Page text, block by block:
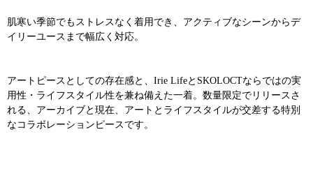
肌寒い季節でもストレスなく着用でき、アクティブなシーンからデ
イリーユースまで幅広く対応。
アートピースとしての存在感と、Irie LifeとSKOLOCTならではの実
用性・ライフスタイル性を兼ね備えた一着。数量限定でリリースさ
れる、アーカイブと現在、アートとライフスタイルが交差する特別
なコラボレーションピースです。